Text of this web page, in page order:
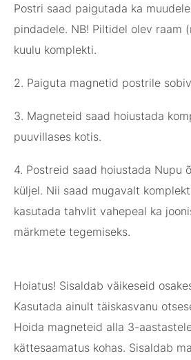
Postri saad paigutada ka
pindadele. NB! Piltidel olev raam
kuulu komplekti.
2. Paiguta magnetid postrile
3. Magneteid saad hoiustada
puuvillases kotis.
4. Postreid saad hoiustada Nupu
küljel. Nii saad mugavalt
kasutada tahvlit vahepeal ka
märkmete tegemiseks.
Hoiatus! Sisaldab väikeseid
Kasutada ainult täiskasvanu
Hoida magneteid alla 3-
kättesaamatus kohas. Sisaldab